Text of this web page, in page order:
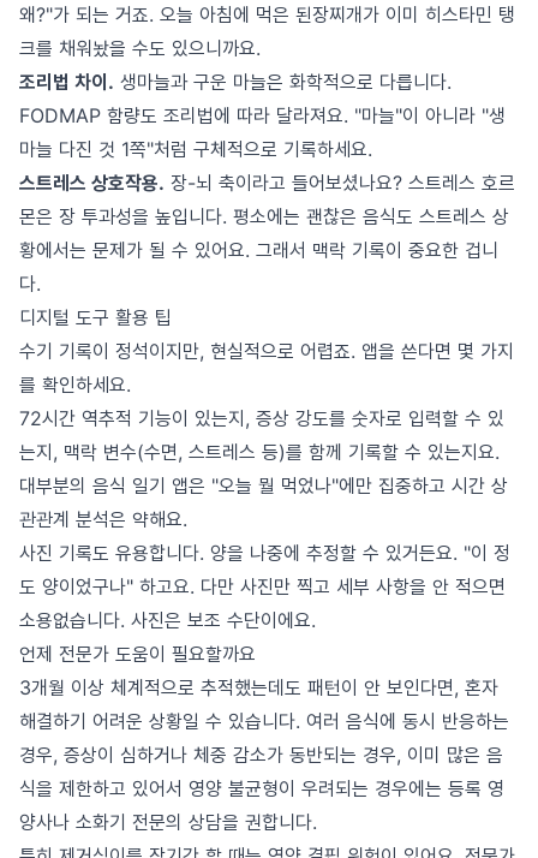
왜?"가 되는 거죠. 오늘 아침에 먹은 된장찌개가 이미 히스타민 탱
크를 채워놨을 수도 있으니까요.
조리법 차이. 생마늘과 구운 마늘은 화학적으로 다릅니다.
FODMAP 함량도 조리법에 따라 달라져요. "마늘"이 아니라 "생
마늘 다진 것 1쪽"처럼 구체적으로 기록하세요.
스트레스 상호작용. 장-뇌 축이라고 들어보셨나요? 스트레스 호르
몬은 장 투과성을 높입니다. 평소에는 괜찮은 음식도 스트레스 상
황에서는 문제가 될 수 있어요. 그래서 맥락 기록이 중요한 겁니
다.
디지털 도구 활용 팁
수기 기록이 정석이지만, 현실적으로 어렵죠. 앱을 쓴다면 몇 가지
를 확인하세요.
72시간 역추적 기능이 있는지, 증상 강도를 숫자로 입력할 수 있
는지, 맥락 변수(수면, 스트레스 등)를 함께 기록할 수 있는지요.
대부분의 음식 일기 앱은 "오늘 뭘 먹었나"에만 집중하고 시간 상
관관계 분석은 약해요.
사진 기록도 유용합니다. 양을 나중에 추정할 수 있거든요. "이 정
도 양이었구나" 하고요. 다만 사진만 찍고 세부 사항을 안 적으면
소용없습니다. 사진은 보조 수단이에요.
언제 전문가 도움이 필요할까요
3개월 이상 체계적으로 추적했는데도 패턴이 안 보인다면, 혼자
해결하기 어려운 상황일 수 있습니다. 여러 음식에 동시 반응하는
경우, 증상이 심하거나 체중 감소가 동반되는 경우, 이미 많은 음
식을 제한하고 있어서 영양 불균형이 우려되는 경우에는 등록 영
양사나 소화기 전문의 상담을 권합니다.